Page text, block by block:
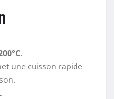
.
une cuisson rapide